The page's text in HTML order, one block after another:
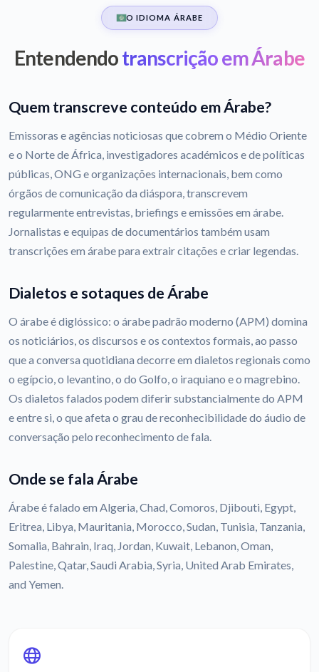
O IDIOMA ÁRABE
Entendendotranscrição em Árabe
Quem transcreve conteúdo em Árabe?
Emissoras e agências noticiosas que cobrem o Médio Oriente
e o Norte de África, investigadores académicos e de políticas
públicas, ONG e organizações internacionais, bem como
órgãos de comunicação da diáspora, transcrevem
regularmente entrevistas, briefings e emissões em árabe.
Jornalistas e equipas de documentários também usam
transcrições em árabe para extrair citações e criar legendas.
Dialetos e sotaques de Árabe
O árabe é diglóssico: o árabe padrão moderno (APM) domina
os noticiários, os discursos e os contextos formais, ao passo
que a conversa quotidiana decorre em dialetos regionais como
o egípcio, o levantino, o do Golfo, o iraquiano e o magrebino.
Os dialetos falados podem diferir substancialmente do APM
e entre si, o que afeta o grau de reconhecibilidade do áudio de
conversação pelo reconhecimento de fala.
Onde se fala Árabe
Árabe é falado em Algeria, Chad, Comoros, Djibouti, Egypt,
Eritrea, Libya, Mauritania, Morocco, Sudan, Tunisia, Tanzania,
Somalia, Bahrain, Iraq, Jordan, Kuwait, Lebanon, Oman,
Palestine, Qatar, Saudi Arabia, Syria, United Arab Emirates,
and Yemen.